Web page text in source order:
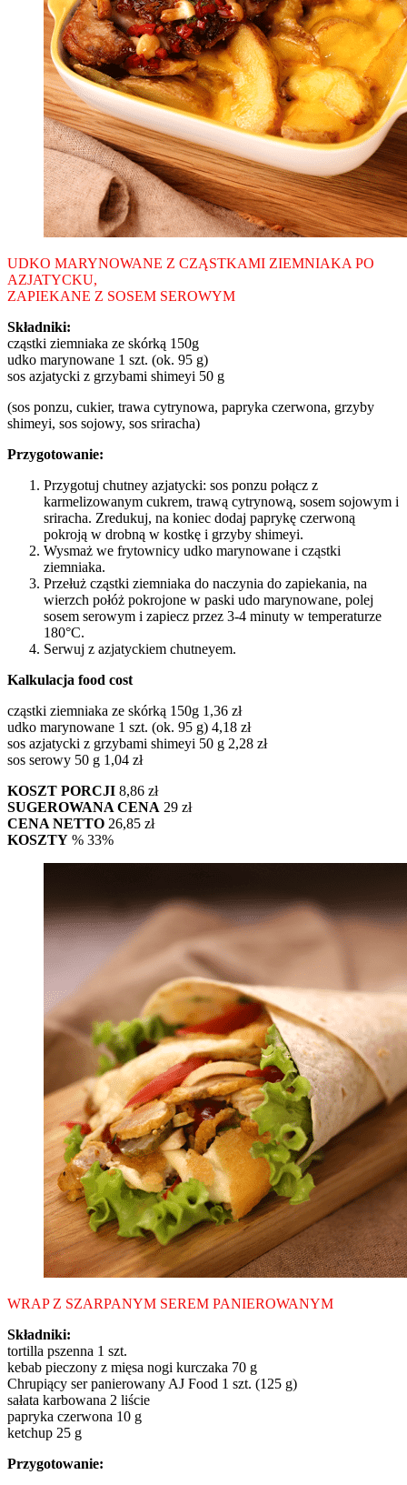
UDKO MARYNOWANE Z CZĄSTKAMI ZIEMNIAKA PO
AZJATYCKU,
ZAPIEKANE Z SOSEM SEROWYM
Składniki:
cząstki ziemniaka ze skórką 150g
udko marynowane 1 szt. (ok. 95 g)
sos azjatycki z grzybami shimeyi 50 g
(sos ponzu, cukier, trawa cytrynowa, papryka czerwona, grzyby
shimeyi, sos sojowy, sos sriracha)
Przygotowanie:
Przygotuj chutney azjatycki: sos ponzu połącz z
karmelizowanym cukrem, trawą cytrynową, sosem sojowym i
sriracha. Zredukuj, na koniec dodaj paprykę czerwoną
pokroją w drobną w kostkę i grzyby shimeyi.
Wysmaż we frytownicy udko marynowane i cząstki
ziemniaka.
Przełuż cząstki ziemniaka do naczynia do zapiekania, na
wierzch połóż pokrojone w paski udo marynowane, polej
sosem serowym i zapiecz przez 3-4 minuty w temperaturze
180°C.
Serwuj z azjatyckiem chutneyem.
Kalkulacja food cost
cząstki ziemniaka ze skórką 150g 1,36 zł
udko marynowane 1 szt. (ok. 95 g) 4,18 zł
sos azjatycki z grzybami shimeyi 50 g 2,28 zł
sos serowy 50 g 1,04 zł
KOSZT PORCJI 8,86 zł
SUGEROWANA CENA 29 zł
CENA NETTO 26,85 zł
KOSZTY % 33%
WRAP Z SZARPANYM SEREM PANIEROWANYM
Składniki:
tortilla pszenna 1 szt.
kebab pieczony z mięsa nogi kurczaka 70 g
Chrupiący ser panierowany AJ Food 1 szt. (125 g)
sałata karbowana 2 liście
papryka czerwona 10 g
ketchup 25 g
Przygotowanie: